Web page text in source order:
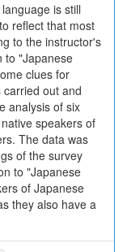
is still
reflect that most
to the instructor's
to "Japanese
clues for
carried out and
analysis of six
speakers of
The data was
of the survey
to "Japanese
of Japanese
they also have a